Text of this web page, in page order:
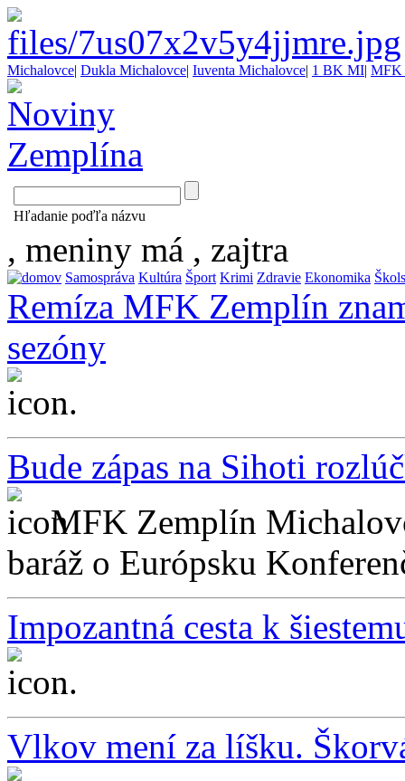
Michalovce| Dukla Michalovce| Iuventa Michalovce| 1 BK MI| MFK
Hľadanie poďľa názvu
, meniny má , zajtra
Samospráva Kultúra Šport Krimi Zdravie Ekonomika
Remíza MFK Zemplín
sezóny
...
Bude zápas na Sihoti
MFK Zemplín
baráž o Európsku
Impozantná cesta k
...
Vlkov mení za líšku.